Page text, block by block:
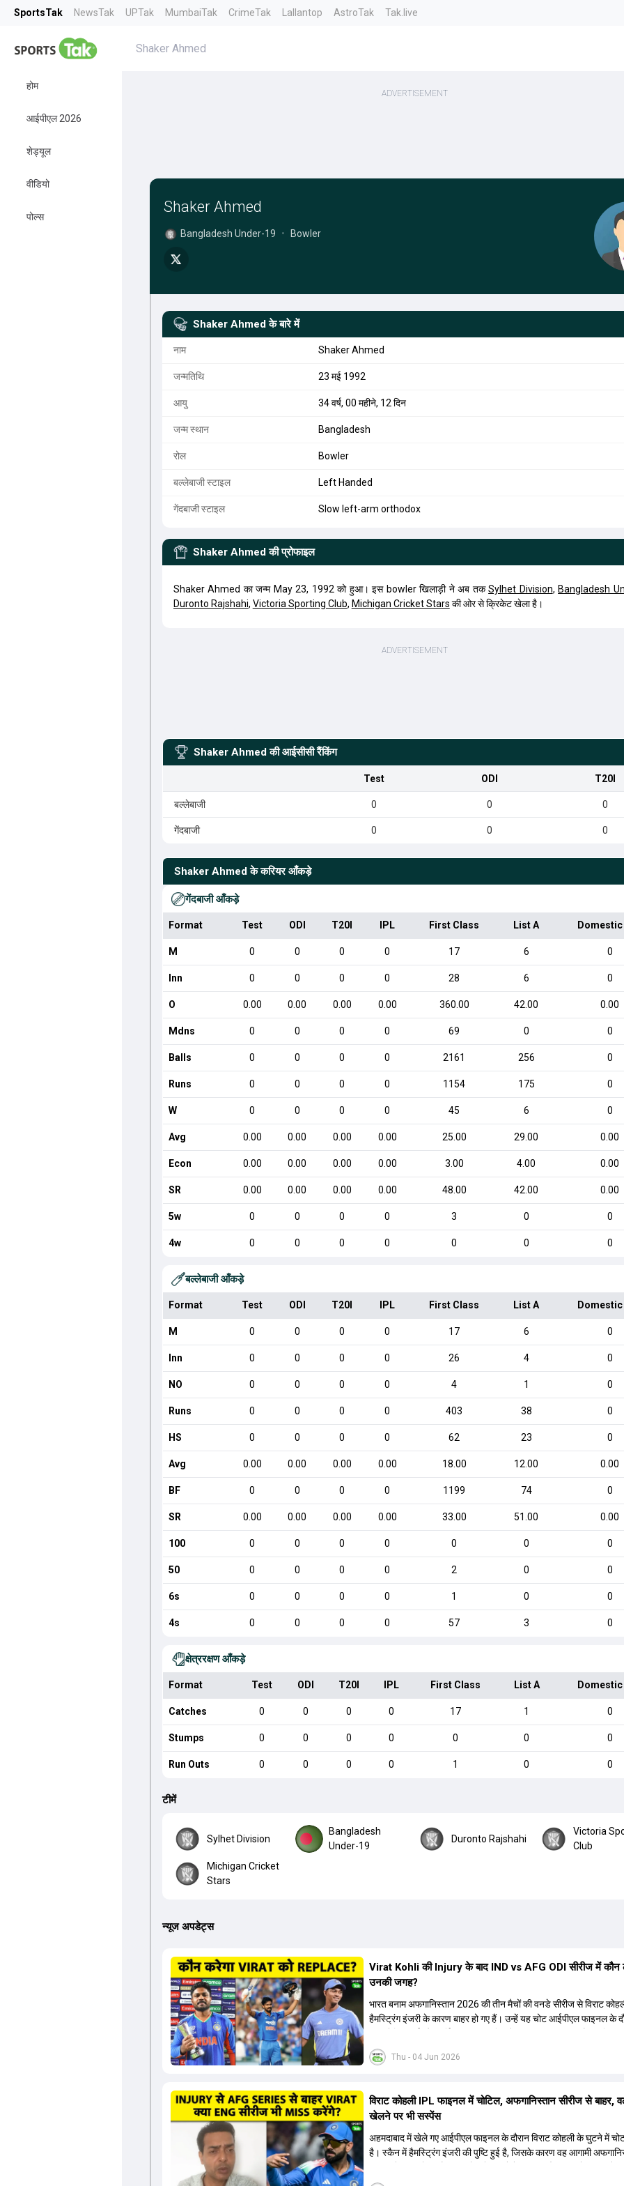
SportsTak NewsTak UPTak MumbaiTak CrimeTak Lallantop AstroTak Tak.live
होम
आईपीएल 2026
शेड्यूल
वीडियो
पोल्स
Shaker Ahmed
Shaker Ahmed
Bangladesh Under-19 • Bowler
Shaker Ahmed के बारे में
नाम Shaker Ahmed
जन्मतिथि 23 मई 1992
आयु 34 वर्ष, 00 महीने, 12 दिन
जन्म स्थान Bangladesh
रोल Bowler
बल्लेबाजी स्टाइल Left Handed
गेंदबाजी स्टाइल Slow left-arm orthodox
Shaker Ahmed की प्रोफाइल
Shaker Ahmed का जन्म May 23, 1992 को हुआ। इस bowler खिलाड़ी ने अब तकSylhet Division, Bangladesh
Duronto Rajshahi, Victoria Sporting Club, Michigan Cricket Stars की ओर से क्रिकेट खेला है।
Shaker Ahmed की आईसीसी रैंकिंग
Test ODI T20I
बल्लेबाजी 0 0 0
गेंदबाजी 0 0 0
Shaker Ahmed के करियर आँकड़े
गेंदबाजी आँकड़े
Format Test ODI T20I IPL First Class List A
M 0 0 0 0 17 6 0
Inn 0 0 0 0 28 6 0
O 0.00 0.00 0.00 0.00 360.00 42.00 0.00
Mdns 0 0 0 0 69 0 0
Balls 0 0 0 0 2161 256 0
Runs 0 0 0 0 1154 175 0
W 0 0 0 0 45 6 0
Avg 0.00 0.00 0.00 0.00 25.00 29.00 0.00
Econ 0.00 0.00 0.00 0.00 3.00 4.00 0.00
SR 0.00 0.00 0.00 0.00 48.00 42.00 0.00
5w 0 0 0 0 3 0 0
4w 0 0 0 0 0 0 0
बल्लेबाजी आँकड़े
Format Test ODI T20I IPL First Class List A
M 0 0 0 0 17 6 0
Inn 0 0 0 0 26 4 0
NO 0 0 0 0 4 1 0
Runs 0 0 0 0 403 38 0
HS 0 0 0 0 62 23 0
Avg 0.00 0.00 0.00 0.00 18.00 12.00 0.00
BF 0 0 0 0 1199 74 0
SR 0.00 0.00 0.00 0.00 33.00 51.00 0.00
100 0 0 0 0 0 0 0
50 0 0 0 0 2 0 0
6s 0 0 0 0 1 0 0
4s 0 0 0 0 57 3 0
क्षेत्ररक्षण आँकड़े
Format Test ODI T20I IPL First Class List A
Catches 0 0 0 0 17 1 0
Stumps 0 0 0 0 0 0 0
Run Outs 0 0 0 0 1 0 0
टीमें
Sylhet Division
Bangladesh
Under-19
Duronto Rajshahi
Victoria
Club
Michigan Cricket
Stars
न्यूज अपडेट्स
Thu - 04 Jun 2026
Virat Kohli की Injury के बाद IND vs AFG ODI सीरीज में कौन
उनकी जगह?
भारत बनाम अफगानिस्तान 2026 की तीन मैचों की वनडे सीरीज से विराट
हैमस्ट्रिंग इंजरी के कारण बाहर हो गए हैं। उन्हें यह चोट आईपीएल फाइनल के
कोहली की जगह एक मजबूत विकल्प खोजना जरूरी है। इस वीडियो में विराट
रिप्लेसमेंट के तौर पर कई दावेदारों पर चर्चा की गई है। रुतुराज गायकवाड़
हालांकि उनके बैटिंग ऑर्डर पर विचार करना होगा। इसके अलावा 82 से ज्यादा
औसत वाले देवदत्त पडिक्कल भी एक शानदार विकल्प हो सकते हैं। टीम
पहले से मौजूद ईशान किशन को भी नंबर तीन पर खिलाने का फैसला कर सकती
विराट कोहली IPL फाइनल में चोटिल, अफगानिस्तान सीरीज से बाहर,
खेलने पर भी सस्पेंस
अहमदाबाद में खेले गए आईपीएल फाइनल के दौरान विराट कोहली के घुटने में
है। स्कैन में हैमस्ट्रिंग इंजरी की पुष्टि हुई है, जिसके कारण वह आगामी
सकता है, और अगर सर्जरी की जरूरत पड़ी तो 3 से 5 महीने भी लग सकते हैं।